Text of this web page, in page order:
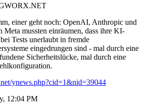
einer geht noch: OpenAI, Anthropic und
Meta mussten einräumen, dass ihre KI-
Tests unerlaubt in fremde
eingedrungen sind - mal durch eine
Sicherheitslücke, mal durch eine
ynews.php?cid=1&nid=39044
12:04 PM